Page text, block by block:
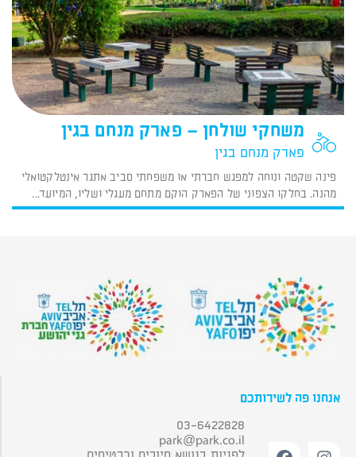
משחקי שולחן – פארק מנחם בגין
פארק מנחם בגין
פינה שקטה ונוחה למפגש חברתי או משפחתי סביב אתגר אינטלקטואלי
מהנה. בחלקו הצפוני של הפארק הוקם מתחם מעגלי ושליו, המיועד...
אנחנו פה לשירותכם
03-6422828
park@park.co.il